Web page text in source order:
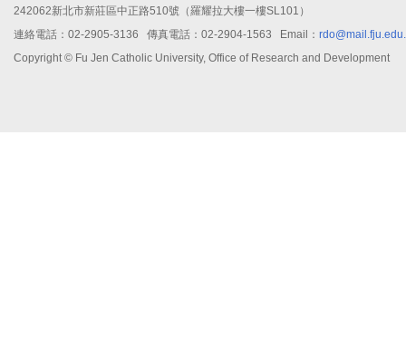
242062新北市新莊區中正路510號（羅耀拉大樓一樓SL101）
連絡電話：02-2905-3136 傳真電話：02-2904-1563 Email：
Copyright © Fu Jen Catholic University, Office of Research and Development